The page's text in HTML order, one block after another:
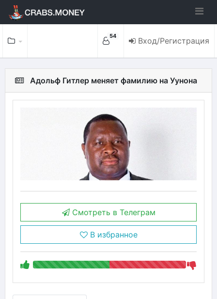
54 Вход/Регистрация
Адольф Гитлер меняет фамилию на Уунона
Смотреть в Телеграм
В избранное